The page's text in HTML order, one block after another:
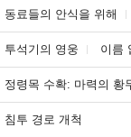
동료들의 안식을 위해
투석기의 영웅 이름
정령목 수확: 마력의 황
침투 경로 개척